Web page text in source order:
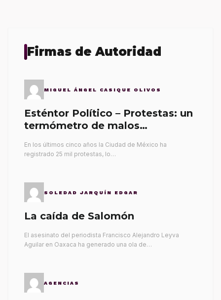
Firmas de Autoridad
MIGUEL ÁNGEL CASIQUE OLIVOS
Esténtor Político – Protestas: un
termómetro de malos
En los últimos cinco años la Ciudad de México ha
registrado 25 mil protestas, lo…
SOLEDAD JARQUÍN EDGAR
La caída de Salomón
El asesinato del periodista Francisco Alejandro Leyva
Aguilar en Oaxaca ha generado una ola de…
AGENCIAS